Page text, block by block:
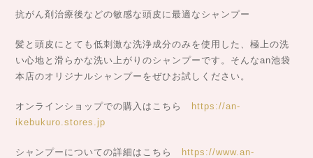
抗がん剤治療後などの敏感な頭皮に最適なシャンプー
髪と頭皮にとても低刺激な洗浄成分のみを使用した、極上の洗
い心地と滑らかな洗い上がりのシャンプーです。そんなan池袋
本店のオリジナルシャンプーをぜひお試しください。
オンラインショップでの購入はこちら https://an-
ikebukuro.stores.jp
シャンプーについての詳細はこちら https://www.an-